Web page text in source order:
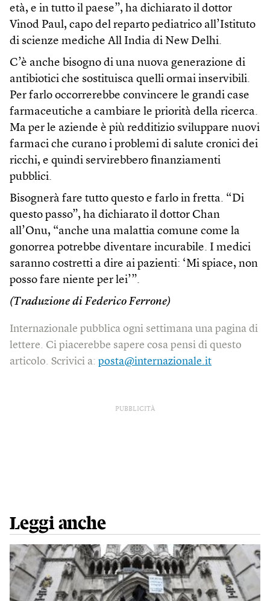
età, e in tutto il paese”, ha dichiarato il dottor
Vinod Paul, capo del reparto pediatrico all’Istituto
di scienze mediche All India di New Delhi.
C’è anche bisogno di una nuova generazione di
antibiotici che sostituisca quelli ormai inservibili.
Per farlo occorrerebbe convincere le grandi case
farmaceutiche a cambiare le priorità della ricerca.
Ma per le aziende è più redditizio sviluppare nuovi
farmaci che curano i problemi di salute cronici dei
ricchi, e quindi servirebbero finanziamenti
pubblici.
Bisognerà fare tutto questo e farlo in fretta. “Di
questo passo”, ha dichiarato il dottor Chan
all’Onu, “anche una malattia comune come la
gonorrea potrebbe diventare incurabile. I medici
saranno costretti a dire ai pazienti: ‘Mi spiace, non
posso fare niente per lei’”.
(Traduzione di Federico Ferrone)
Internazionale pubblica ogni settimana una pagina di
lettere. Ci piacerebbe sapere cosa pensi di questo
articolo. Scrivici a: posta@internazionale.it
PUBBLICITÀ
Leggi anche